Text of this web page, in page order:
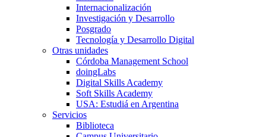
Internacionalización
Investigación y Desarrollo
Posgrado
Tecnología y Desarrollo Digital
Otras unidades
Córdoba Management School
doingLabs
Digital Skills Academy
Soft Skills Academy
USA: Estudiá en Argentina
Servicios
Biblioteca